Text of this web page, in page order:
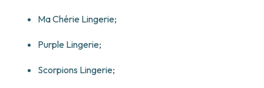
Ma Chérie Lingerie;
Purple Lingerie;
Scorpions Lingerie;